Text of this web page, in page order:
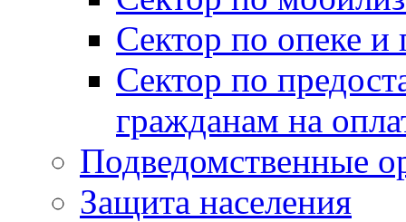
Сектор по опеке и
Сектор по
гражданам на
Подведомственные
Защита населения